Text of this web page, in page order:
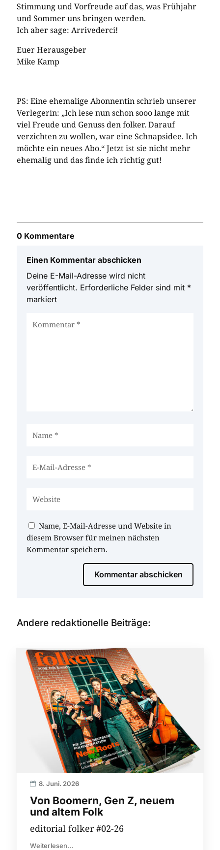
Stimmung und Vorfreude auf das, was Frühjahr
und Sommer uns bringen werden.
Ich aber sage: Arrivederci!
Euer Herausgeber
Mike Kamp
PS: Eine ehemalige Abonnentin schrieb unserer
Verlegerin: „Ich lese nun schon sooo lange mit
viel Freude und Genuss den folker. Darauf
verzichten zu wollen, war eine Schnapsidee. Ich
möchte ein neues Abo.“ Jetzt ist sie nicht mehr
ehemalig und das finde ich richtig gut!
0 Kommentare
Einen Kommentar abschicken
Deine E-Mail-Adresse wird nicht
veröffentlicht. Erforderliche Felder sind mit *
markiert
Name, E-Mail-Adresse und Website in
diesem Browser für meinen nächsten
Kommentar speichern.
Kommentar abschicken
Andere redaktionelle Beiträge:
Von Boomern, Gen Z, neuem
und altem Folk
8. Juni. 2026
editorial folker #02-26
Weiterlesen...